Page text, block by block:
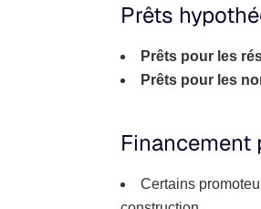
Prêts
Prêts pour les
Prêts pour les
Financement
Certains